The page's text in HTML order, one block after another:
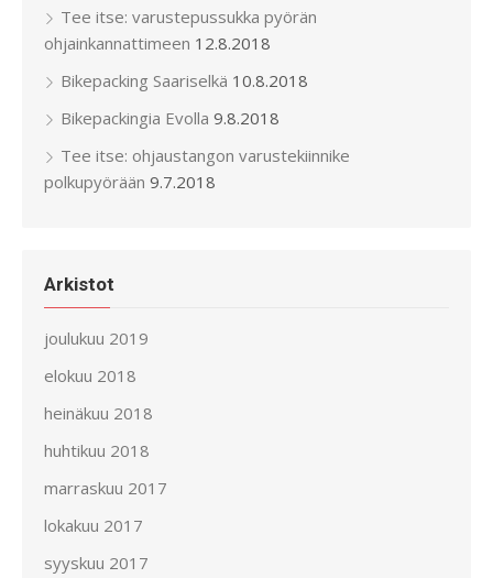
Tee itse: varustepussukka pyörän
ohjainkannattimeen 12.8.2018
Bikepacking Saariselkä 10.8.2018
Bikepackingia Evolla 9.8.2018
Tee itse: ohjaustangon varustekiinnike
polkupyörään 9.7.2018
Arkistot
joulukuu 2019
elokuu 2018
heinäkuu 2018
huhtikuu 2018
marraskuu 2017
lokakuu 2017
syyskuu 2017